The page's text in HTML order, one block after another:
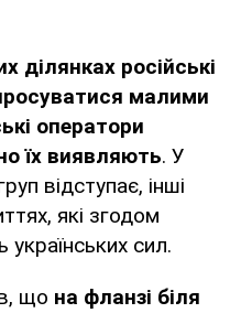
ділянках російські
малими
оператори
їх виявляють. У
відступає, інші
які згодом
українських сил.
що на фланзі біля